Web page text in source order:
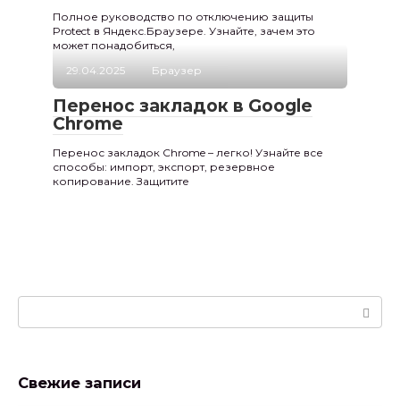
Полное руководство по отключению защиты
Protect в Яндекс.Браузере. Узнайте, зачем это
может понадобиться,
29.04.2025
Браузер
Перенос закладок в Google
Chrome
Перенос закладок Chrome – легко! Узнайте все
способы: импорт, экспорт, резервное
копирование. Защитите
Свежие записи